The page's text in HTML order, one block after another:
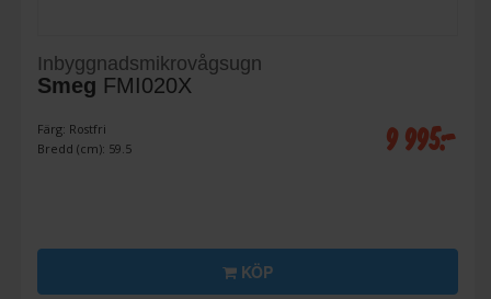
Inbyggnadsmikrovågsugn
Smeg FMI020X
Färg: Rostfri
Bredd (cm): 59.5
9 995:-
KÖP